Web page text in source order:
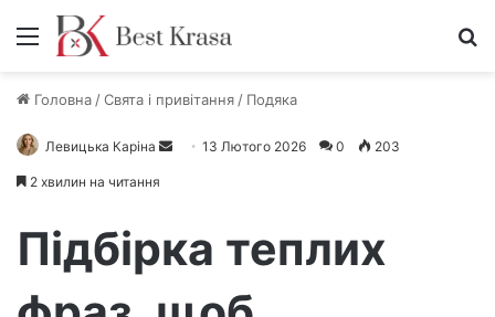
Меню
Головна /Свята і привітання / Подяка
Левицька Каріна
ш
і
13 Лютого 2026 0 203
2 хвилин на читання
Підбірка теплих